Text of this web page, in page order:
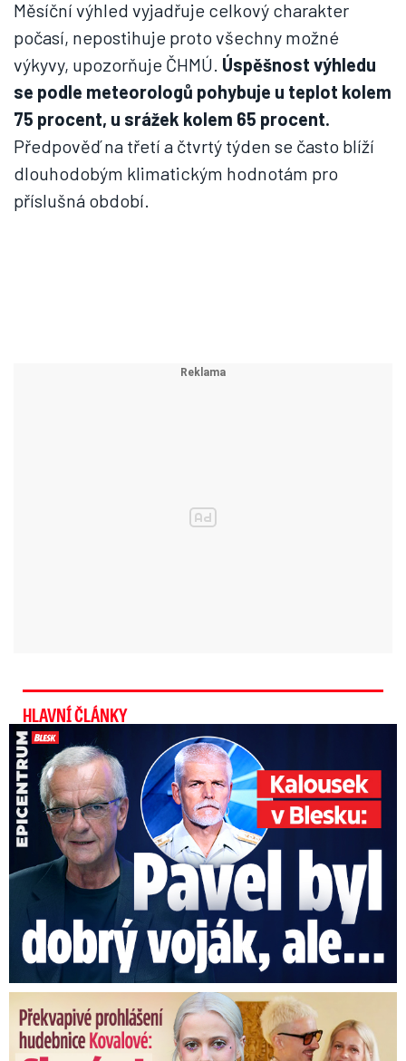
Měsíční výhled vyjadřuje celkový charakter
počasí, nepostihuje proto všechny možné
výkyvy, upozorňuje ČHMÚ. Úspěšnost výhledu
se podle meteorologů pohybuje u teplot kolem
75 procent, u srážek kolem 65 procent.
Předpověď na třetí a čtvrtý týden se často blíží
dlouhodobým klimatickým hodnotám pro
příslušná období.
HLAVNÍ ČLÁNKY
Kalousek o prezidentovi: S Pavlem jsem se nesmířil!
Překvapivé prohlášení hudebnice Kovalové: Slavím! Manžel se ...